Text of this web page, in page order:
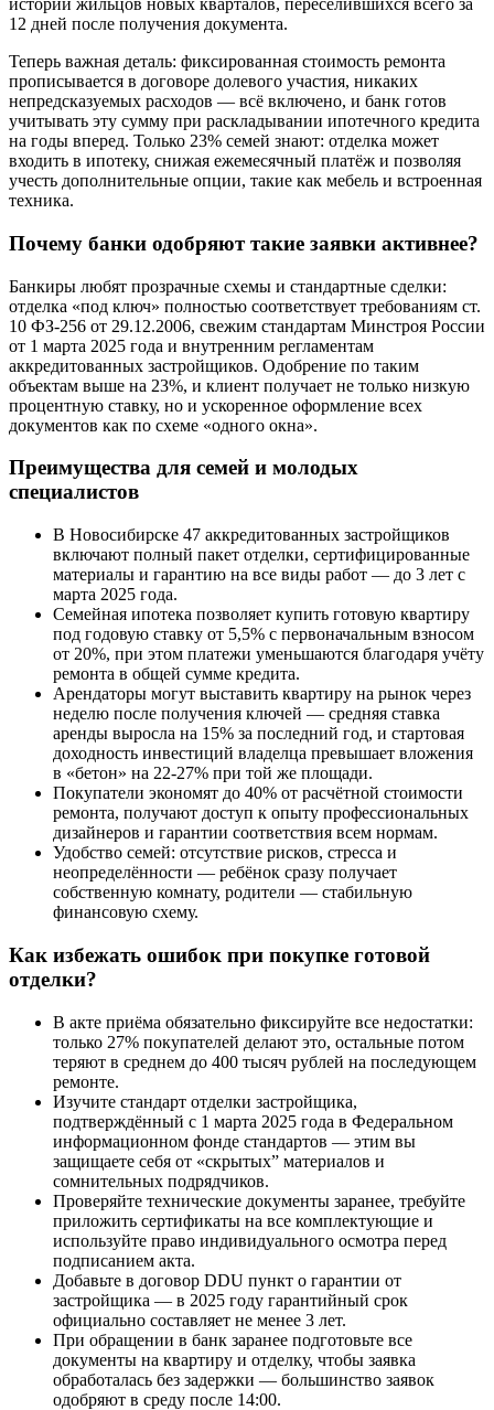
истории жильцов новых кварталов, переселившихся всего за
12 дней после получения документа.
Теперь важная деталь: фиксированная стоимость ремонта
прописывается в договоре долевого участия, никаких
непредсказуемых расходов — всё включено, и банк готов
учитывать эту сумму при раскладывании ипотечного кредита
на годы вперед. Только 23% семей знают: отделка может
входить в ипотеку, снижая ежемесячный платёж и позволяя
учесть дополнительные опции, такие как мебель и встроенная
техника.
Почему банки одобряют такие заявки активнее?
Банкиры любят прозрачные схемы и стандартные сделки:
отделка «под ключ» полностью соответствует требованиям ст.
10 ФЗ-256 от 29.12.2006, свежим стандартам Минстроя России
от 1 марта 2025 года и внутренним регламентам
аккредитованных застройщиков. Одобрение по таким
объектам выше на 23%, и клиент получает не только низкую
процентную ставку, но и ускоренное оформление всех
документов как по схеме «одного окна».
Преимущества для семей и молодых
специалистов
В Новосибирске 47 аккредитованных застройщиков
включают полный пакет отделки, сертифицированные
материалы и гарантию на все виды работ — до 3 лет с
марта 2025 года.
Семейная ипотека позволяет купить готовую квартиру
под годовую ставку от 5,5% с первоначальным взносом
от 20%, при этом платежи уменьшаются благодаря учёту
ремонта в общей сумме кредита.
Арендаторы могут выставить квартиру на рынок через
неделю после получения ключей — средняя ставка
аренды выросла на 15% за последний год, и стартовая
доходность инвестиций владелца превышает вложения
в «бетон» на 22-27% при той же площади.
Покупатели экономят до 40% от расчётной стоимости
ремонта, получают доступ к опыту профессиональных
дизайнеров и гарантии соответствия всем нормам.
Удобство семей: отсутствие рисков, стресса и
неопределённости — ребёнок сразу получает
собственную комнату, родители — стабильную
финансовую схему.
Как избежать ошибок при покупке готовой
отделки?
В акте приёма обязательно фиксируйте все недостатки:
только 27% покупателей делают это, остальные потом
теряют в среднем до 400 тысяч рублей на последующем
ремонте.
Изучите стандарт отделки застройщика,
подтверждённый с 1 марта 2025 года в Федеральном
информационном фонде стандартов — этим вы
защищаете себя от «скрытых” материалов и
сомнительных подрядчиков.
Проверяйте технические документы заранее, требуйте
приложить сертификаты на все комплектующие и
используйте право индивидуального осмотра перед
подписанием акта.
Добавьте в договор DDU пункт о гарантии от
застройщика — в 2025 году гарантийный срок
официально составляет не менее 3 лет.
При обращении в банк заранее подготовьте все
документы на квартиру и отделку, чтобы заявка
обработалась без задержки — большинство заявок
одобряют в среду после 14:00.